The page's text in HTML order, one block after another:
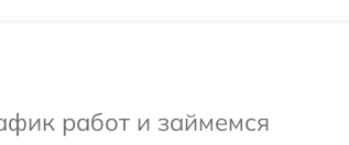
работ и займемся